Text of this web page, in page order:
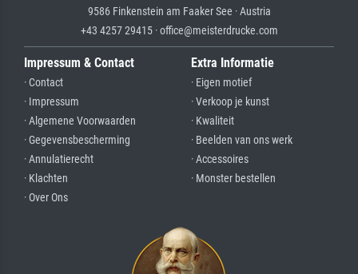
9586 Finkenstein am Faaker See · Austria
+43 4257 29415 · office@meisterdrucke.com
Impressum & Contact
· Contact
· Impressum
· Algemene Voorwaarden
· Gegevensbescherming
· Annulatierecht
· Klachten
· Over Ons
Extra Informatie
· Eigen motief
· Verkoop je kunst
· Kwaliteit
· Beelden van ons werk
· Accessoires
· Monster bestellen